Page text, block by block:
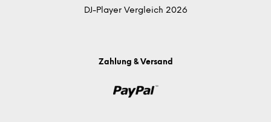
DJ-Player Vergleich 2026
Zahlung & Versand